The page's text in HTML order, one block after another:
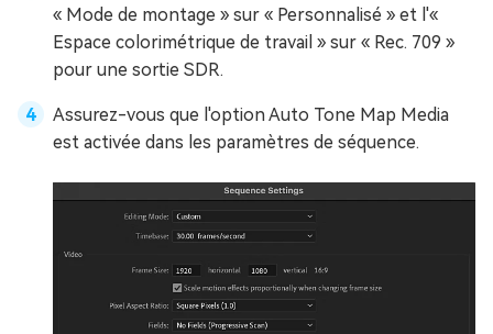
« Mode de montage » sur « Personnalisé » et l'«
Espace colorimétrique de travail » sur « Rec. 709 »
pour une sortie SDR.
Assurez-vous que l'option Auto Tone Map Media
est activée dans les paramètres de séquence.